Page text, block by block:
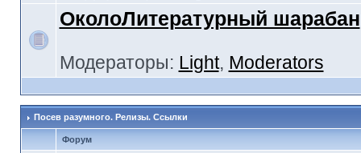
ОколоЛитературный шарабан
Модераторы: Light, Moderators
Посев разумного. Релизы. Ссылки
Форум